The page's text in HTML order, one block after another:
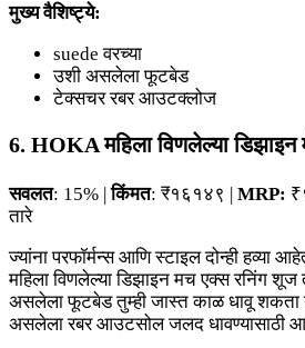
मुख्य वैशिष्ट्ये:
suede वरच्या
उशी असलेला फूटबेड
टेक्सचर रबर आउटक्लोज
6. HOKA महिला विणलेल्या
सवलत: 15% |किंमत: ₹१६१४९ | MRP:
तारे
ज्यांना परफॉर्मन्स आणि स्टाइल दोन्ही हव्या
महिला विणलेल्या डिझाइन मच एक्स रनिंग
असलेला फूटबेड तुम्ही जास्त काळ धावू शकता
असलेला रबर आउटसोल जलद धावण्यासाठी